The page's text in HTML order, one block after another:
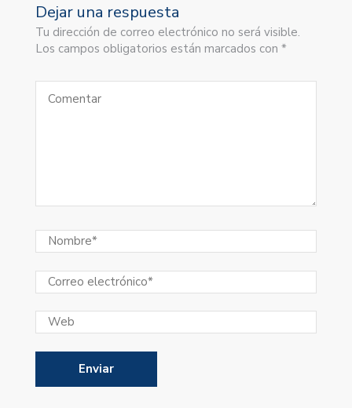
Dejar una respuesta
Tu dirección de correo electrónico no será visible.
Los campos obligatorios están marcados con *